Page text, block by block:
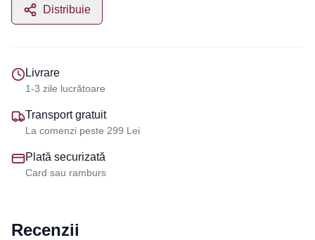
Distribuie
Livrare
1-3 zile lucrătoare
Transport gratuit
La comenzi peste 299 Lei
Plată securizată
Card sau ramburs
Recenzii